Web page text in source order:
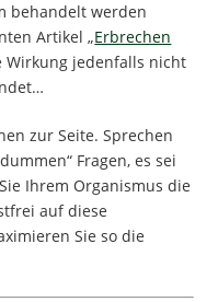
behandelt werden
Artikel „Erbrechen
Wirkung jedenfalls nicht
zur Seite. Sprechen
Fragen, es sei
Ihrem Organismus die
auf diese
Sie so die